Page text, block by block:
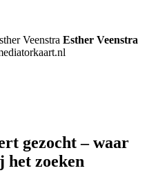
Esther Veenstra
gezocht – waar
het zoeken